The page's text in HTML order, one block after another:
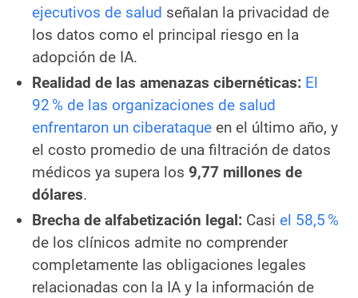
ejecutivos de salud señalan la privacidad de
los datos como el principal riesgo en la
adopción de IA.
Realidad de las amenazas cibernéticas: El
92 % de las organizaciones de salud
enfrentaron un ciberataque en el último año, y
el costo promedio de una filtración de datos
médicos ya supera los 9,77 millones de
dólares.
Brecha de alfabetización legal: Casi el 58,5 %
de los clínicos admite no comprender
completamente las obligaciones legales
relacionadas con la IA y la información de